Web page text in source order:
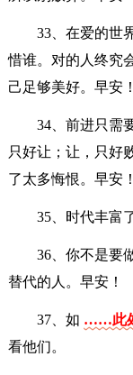
33、在爱的世
惜谁。对的人终究
己足够美好。早安！
34、前进只需
只好让；让，只好
了太多悔恨。早安！
35、时代丰富
36、你不是要
替代的人。早安！
37、如 ……此
看他们。